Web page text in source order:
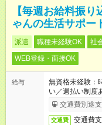
【毎週お給料振
ゃんの生活サポー
派遣 職種未経験OK 社
WEB登録・面接OK
給与
無資格未経験
い／週払い制度
完了次第のお支
交通費別途
交通費 交通費